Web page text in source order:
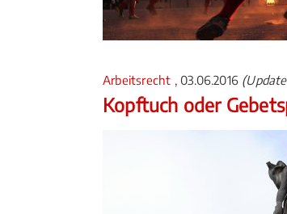
Arbeitsrecht , 03.06.2016
Kopftuch oder